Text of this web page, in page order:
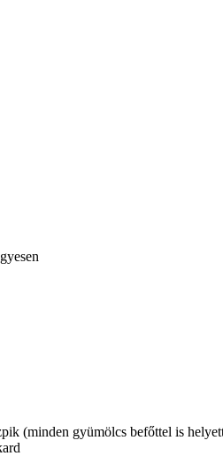
(minden gyümölcs befőttel is